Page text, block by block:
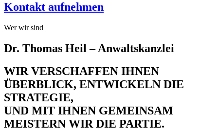
Kontakt aufnehmen
Wer wir sind
Dr. Thomas Heil – Anwaltskanzlei
WIR VERSCHAFFEN IHNEN
ÜBERBLICK, ENTWICKELN DIE
STRATEGIE,
UND MIT IHNEN GEMEINSAM
MEISTERN WIR DIE PARTIE.